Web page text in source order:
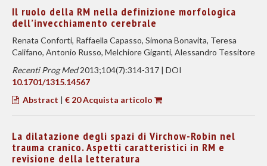
Il ruolo della RM nella definizione morfologica
dell’invecchiamento cerebrale
Renata Conforti, Raffaella Capasso, Simona Bonavita, Teresa
Califano, Antonio Russo, Melchiore Giganti, Alessandro Tessitore
Recenti Prog Med2013;104(7):314-317 | DOI
10.1701/1315.14567
Abstract | € 20 Acquista articolo
La dilatazione degli spazi di Virchow-Robin nel
trauma cranico. Aspetti caratteristici in RM e
revisione della letteratura